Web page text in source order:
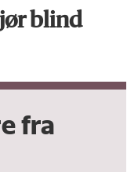
blind
fra